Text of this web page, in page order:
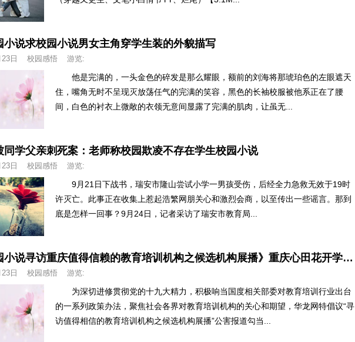
小说求校园小说男女主角穿学生装的外貌描写
日 校园感悟 游览:
他是完满的，一头金色的碎发是那么耀眼，额前的刘海将那琥珀色的左眼遮天
住，嘴角无时不呈现灭放荡任气的完满的笑容，黑色的长袖校服被他系正在了腰
间，白色的衬衣上微敞的衣领无意间显露了完满的肌肉，让虽无...
同学父亲刺死案：老师称校园欺凌不存在学生校园小说
日 校园感悟 游览:
9月21日下战书，瑞安市隆山尝试小学一男孩受伤，后经全力急救无效于19时
许灭亡。此事正在收集上惹起浩繁网朋关心和激烈会商，以至传出一些谣言。那到
底是怎样一回事？9月24日，记者采访了瑞安市教育局...
学生校园小说寻访重庆值得信赖的教育培训机构之候选机构展播》重庆心田花开学校：“情商语文”孕育学生“心田之花” 匠心教学严守教育“生命线”
日 校园感悟 游览:
为深切进修贯彻党的十九大精力，积极响当国度相关部委对教育培训行业出台
的一系列政策办法，聚焦社会各界对教育培训机构的关心和期望，华龙网特倡议“寻
访值得相信的教育培训机构之候选机构展播”公害报道勾当...